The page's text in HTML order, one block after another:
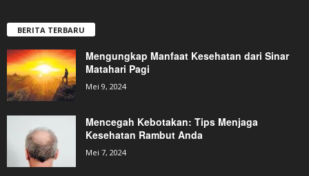
BERITA TERBARU
Mengungkap Manfaat Kesehatan dari Sinar
Matahari Pagi
Mei 9, 2024
Mencegah Kebotakan: Tips Menjaga
Kesehatan Rambut Anda
Mei 7, 2024